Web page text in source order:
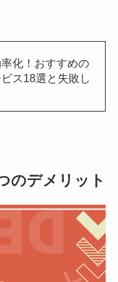
化！おすすめの
ス18選と失敗し
のデメリット